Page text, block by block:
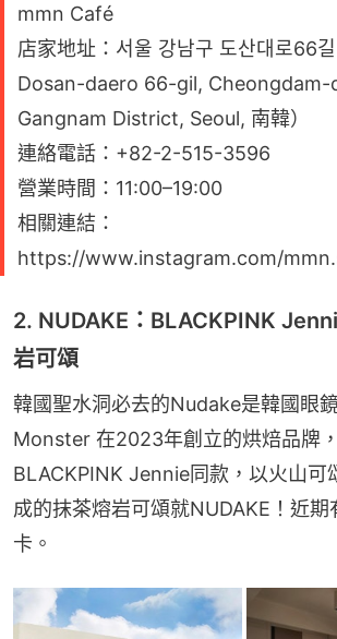
mmn Café
店家地址：서울 강남구 도산대로66
Dosan-daero 66-gil, Cheongdam-
Gangnam District, Seoul, 南韓）
連絡電話：+82-2-515-3596
營業時間：11:00–19:00
相關連結：
https://www.instagram.com/
2. NUDAKE：BLACKPINK
岩可頌
韓國聖水洞必去的Nudake是韓國眼
Monster 在2023年創立的烘焙品牌
BLACKPINK Jennie同款，以火山可
成的抹茶熔岩可頌就NUDAKE！近期
卡。